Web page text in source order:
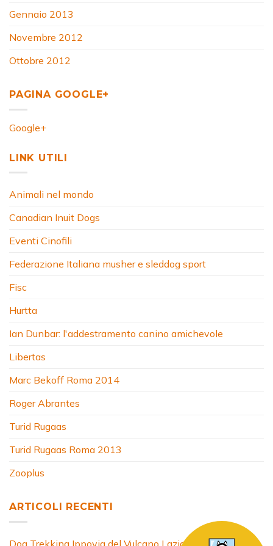
Gennaio 2013
Novembre 2012
Ottobre 2012
PAGINA GOOGLE+
Google+
LINK UTILI
Animali nel mondo
Canadian Inuit Dogs
Eventi Cinofili
Federazione Italiana musher e sleddog sport
Fisc
Hurtta
Ian Dunbar: l'addestramento canino amichevole
Libertas
Marc Bekoff Roma 2014
Roger Abrantes
Turid Rugaas
Turid Rugaas Roma 2013
Zooplus
ARTICOLI RECENTI
Dog Trekking Ippovia del Vulcano Laziale